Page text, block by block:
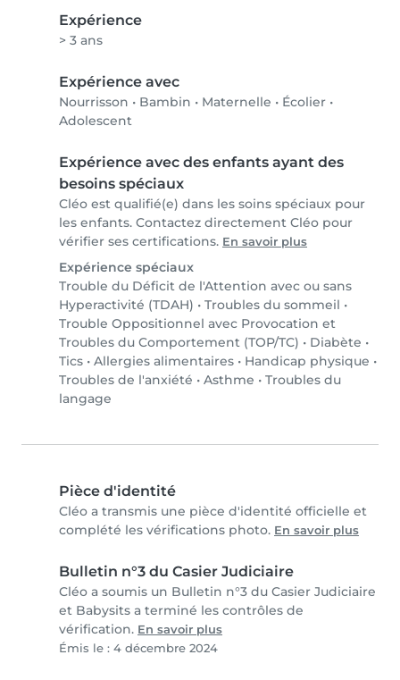
Expérience
> 3 ans
Expérience avec
Nourrisson • Bambin • Maternelle • Écolier •
Adolescent
Expérience avec des enfants ayant des
besoins spéciaux
Cléo est qualifié(e) dans les soins spéciaux pour
les enfants. Contactez directement Cléo pour
vérifier ses certifications. En savoir plus
Expérience spéciaux
Trouble du Déficit de l'Attention avec ou sans
Hyperactivité (TDAH) • Troubles du sommeil •
Trouble Oppositionnel avec Provocation et
Troubles du Comportement (TOP/TC) • Diabète •
Tics • Allergies alimentaires • Handicap physique •
Troubles de l'anxiété • Asthme • Troubles du
langage
Pièce d'identité
Cléo a transmis une pièce d'identité officielle et
complété les vérifications photo. En savoir plus
Bulletin n°3 du Casier Judiciaire
Cléo a soumis un Bulletin n°3 du Casier Judiciaire
et Babysits a terminé les contrôles de
vérification. En savoir plus
Émis le : 4 décembre 2024